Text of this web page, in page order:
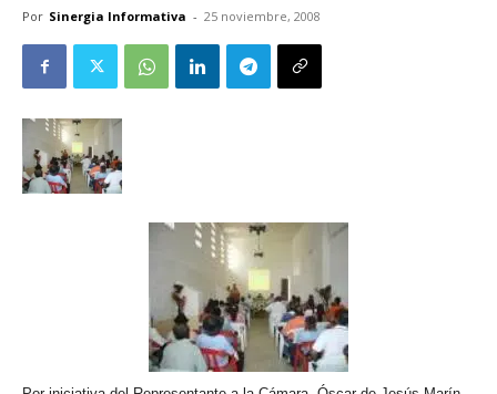
Por Sinergia Informativa - 25 noviembre, 2008